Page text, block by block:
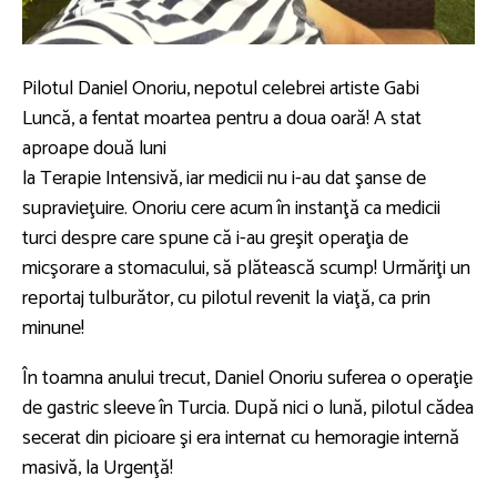
Pilotul Daniel Onoriu, nepotul celebrei artiste Gabi
Luncă, a fentat moartea pentru a doua oară! A stat
aproape două luni
la Terapie Intensivă, iar medicii nu i-au dat şanse de
supravieţuire. Onoriu cere acum în instanţă ca medicii
turci despre care spune că i-au greşit operaţia de
micşorare a stomacului, să plătească scump! Urmăriţi un
reportaj tulburător, cu pilotul revenit la viaţă, ca prin
minune!
În toamna anului trecut, Daniel Onoriu suferea o operaţie
de gastric sleeve în Turcia. După nici o lună, pilotul cădea
secerat din picioare şi era internat cu hemoragie internă
masivă, la Urgenţă!